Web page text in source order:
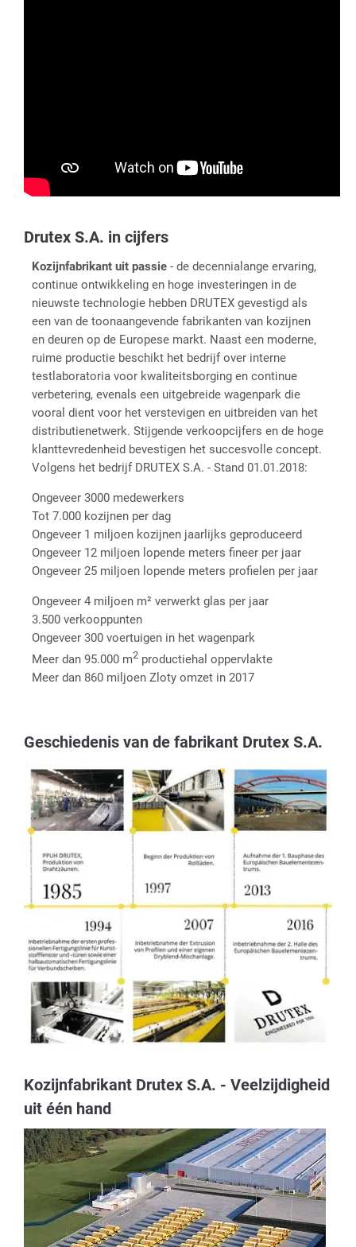
Drutex S.A. in cijfers
Kozijnfabrikant uit passie - de decennialange ervaring,
continue ontwikkeling en hoge investeringen in de
nieuwste technologie hebben DRUTEX gevestigd als
een van de toonaangevende fabrikanten van kozijnen
en deuren op de Europese markt. Naast een moderne,
ruime productie beschikt het bedrijf over interne
testlaboratoria voor kwaliteitsborging en continue
verbetering, evenals een uitgebreide wagenpark die
vooral dient voor het verstevigen en uitbreiden van het
distributienetwerk. Stijgende verkoopcijfers en de hoge
klanttevredenheid bevestigen het succesvolle concept.
Volgens het bedrijf DRUTEX S.A. - Stand 01.01.2018:
Ongeveer 3000 medewerkers
Tot 7.000 kozijnen per dag
Ongeveer 1 miljoen kozijnen jaarlijks geproduceerd
Ongeveer 12 miljoen lopende meters fineer per jaar
Ongeveer 25 miljoen lopende meters profielen per jaar
Ongeveer 4 miljoen m² verwerkt glas per jaar
3.500 verkooppunten
Ongeveer 300 voertuigen in het wagenpark
Meer dan 95.000 m2 productiehal oppervlakte
Meer dan 860 miljoen Zloty omzet in 2017
Geschiedenis van de fabrikant Drutex S.A.
Kozijnfabrikant Drutex S.A. - Veelzijdigheid
uit één hand